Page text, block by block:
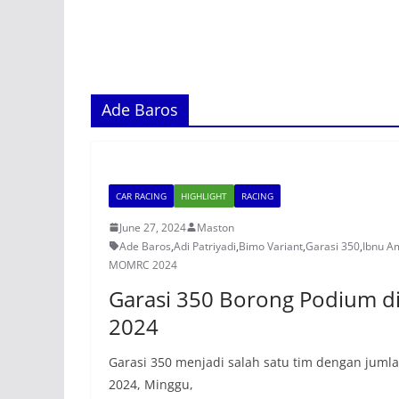
Ade Baros
CAR RACING HIGHLIGHT RACING
June 27, 2024
Maston
Ade Baros,Adi Patriyadi,Bimo Variant,Garasi 350,Ibnu
MOMRC 2024
Garasi 350 Borong Podium
2024
Garasi 350 menjadi salah satu tim dengan
2024, Minggu,